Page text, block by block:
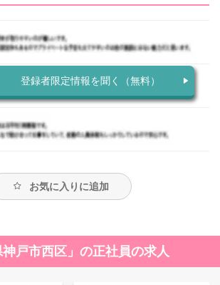
登録者限定情報を聞く（無料）
お気に入りに追加
神戸市西区」の正社員の求人